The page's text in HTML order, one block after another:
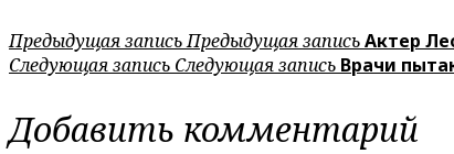
Предыдущая записьПредыдущая записьАктер
Следующая запись Следующая запись Врачи
Добавить комментарий